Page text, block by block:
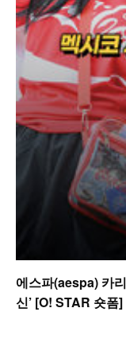
에스파(aespa) 카
신’ [O! STAR 숏폼]